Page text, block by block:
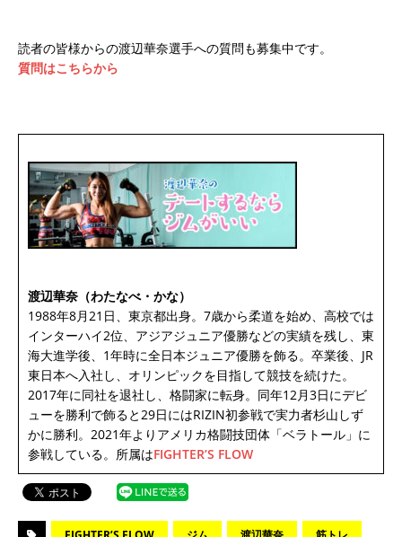
読者の皆様からの渡辺華奈選手への質問も募集中です。
質問はこちらから
渡辺華奈（わたなべ・かな）
1988年8月21日、東京都出身。7歳から柔道を始め、高校では
インターハイ2位、アジアジュニア優勝などの実績を残し、東
海大進学後、1年時に全日本ジュニア優勝を飾る。卒業後、JR
東日本へ入社し、オリンピックを目指して競技を続けた。
2017年に同社を退社し、格闘家に転身。同年12月3日にデビ
ューを勝利で飾ると29日にはRIZIN初参戦で実力者杉山しず
かに勝利。2021年よりアメリカ格闘技団体「ベラトール」に
参戦している。所属はFIGHTER’S FLOW